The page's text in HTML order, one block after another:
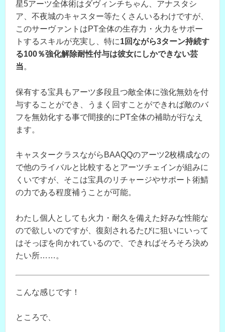
星5アーツ全体術はダヴィンチちゃん、アナスタシ
ア、不夜城のキャスター等たくさんいるわけですが、
このサーヴァントはPT全体の生存力・火力をサポー
トするスキルが充実し、特に1回ながら3ターン持続す
る100％強化解除耐性付与は彼女にしかできない芸
当。
保有する宝具もアーツ多段且つ敵全体に強化無効を付
与することができ、うまく回すことができれば敵のバ
フを無効化する事で間接的にPT全体の補助が行なえ
ます。
キャスタークラスながらBAAQQのアーツ2枚構成なの
で他のライバルと比較するとアーツチェインが組みに
くいですが、そこは宝具のリチャージやサポート術鯖
の力である程度補うことが可能。
わたし個人としても火力・耐久を備えた好みな性能な
ので欲しいのですが、復刻されるたびに狙いにいって
はそっぽを向かれているので、できればそろそろ決め
たい所……。
こんな感じです！
ところで、